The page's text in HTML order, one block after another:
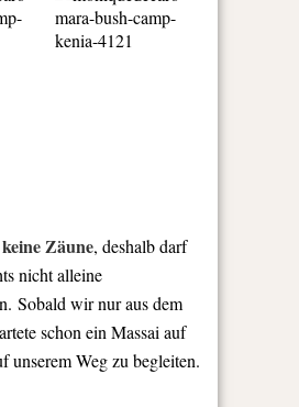
Zäune, deshalb darf
nicht alleine
Sobald wir nur aus dem
schon ein Massai auf
unserem Weg zu begleiten.